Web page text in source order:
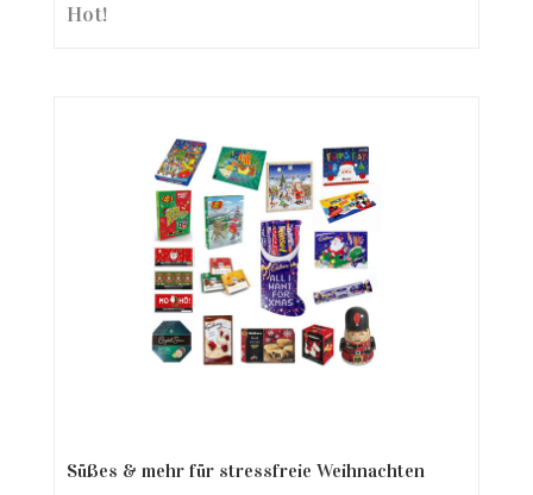
Hot!
Süßes & mehr für stressfreie Weihnachten